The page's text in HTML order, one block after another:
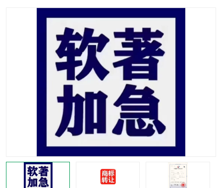
代理记账 税务筹划
进出口经营权